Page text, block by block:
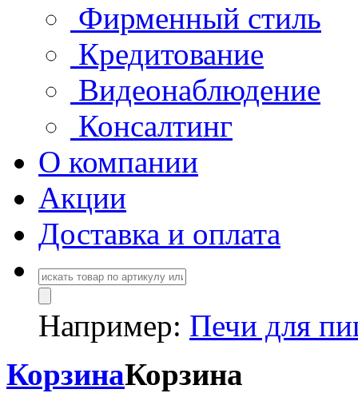
Фирменный стиль
Кредитование
Видеонаблюдение
Консалтинг
О компании
Акции
Доставка и оплата
Например: Печи для
КорзинаКорзина